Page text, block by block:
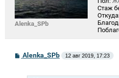
Alenka_SPb
Стаж
С
Alenka_SPb 12 авг 2019, 17:23